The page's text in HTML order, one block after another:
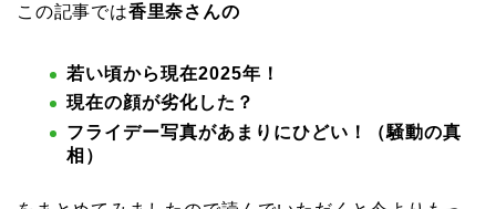
この記事では香里奈さんの
若い頃から現在2025年！
現在の顔が劣化した？
フライデー写真があまりにひどい！（騒動の真
相）